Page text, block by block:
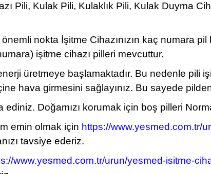
Pili, Kulak Pili, Kulaklık Pili, Kulak Duyma
nokta İşitme Cihazınızın kaç numara pil
işitme cihazı pilleri mevcuttur.
üretmeye başlamaktadır. Bu nedenle pili
hava girmesini sağlayınız. Bu sayede
Doğamızı korumak için boş pilleri
emin olmak için https://www.yesmed.com.tr/
tavsiye ederiz.
www.yesmed.com.tr/urun/yesmed-isitme-